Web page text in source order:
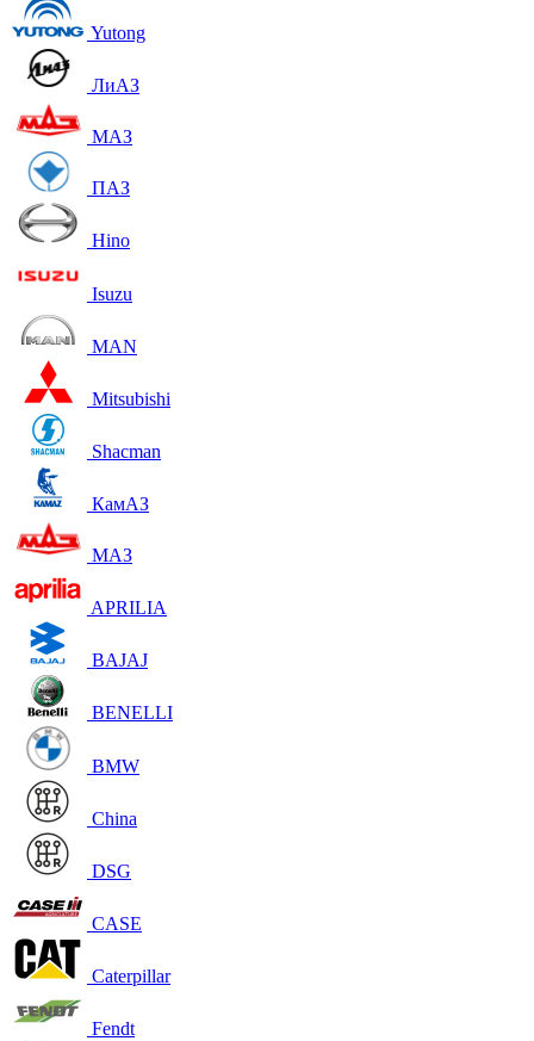
Yutong
ЛиАЗ
МАЗ
ПАЗ
Hino
Isuzu
MAN
Mitsubishi
Shacman
КамАЗ
МАЗ
APRILIA
BAJAJ
BENELLI
BMW
China
DSG
CASE
Caterpillar
Fendt